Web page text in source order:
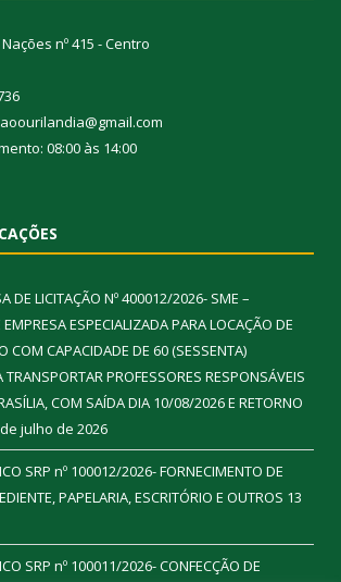
nº 415 - Centro
08:00 às 14:00
DE LICITAÇÃO Nº 400012/2026- SME –
ESPECIALIZADA PARA LOCAÇÃO DE
COM CAPACIDADE DE 60 (SESSENTA)
PROFESSORES RESPONSÁVEIS
COM SAÍDA DIA 10/08/2026 E RETORNO
julho de 2026
SRP nº 100012/2026- FORNECIMENTO DE
PAPELARIA, ESCRITÓRIO E OUTROS 13
SRP nº 100011/2026- CONFECÇÃO DE